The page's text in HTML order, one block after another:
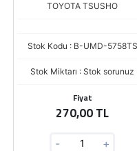
TOYOTA TSUSHO
Stok Kodu : B-UMD-5758TS
Stok Miktarı : Stok sorunuz
Fiyat
270,00 TL
- +